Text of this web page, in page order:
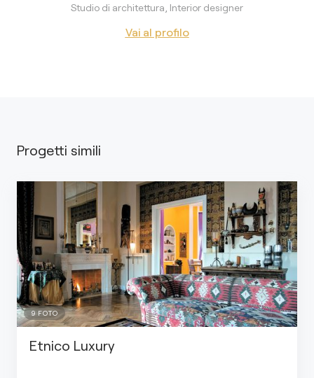
Studio di architettura, Interior designer
Vai al profilo
Progetti simili
9 FOTO
Etnico Luxury